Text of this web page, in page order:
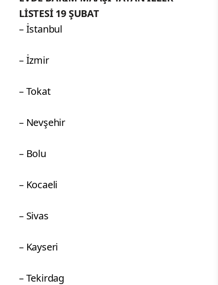
LİSTESİ 19 ŞUBAT
– İstanbul
– İzmir
– Tokat
– Nevşehir
– Bolu
– Kocaeli
– Sivas
– Kayseri
– Tekirdag